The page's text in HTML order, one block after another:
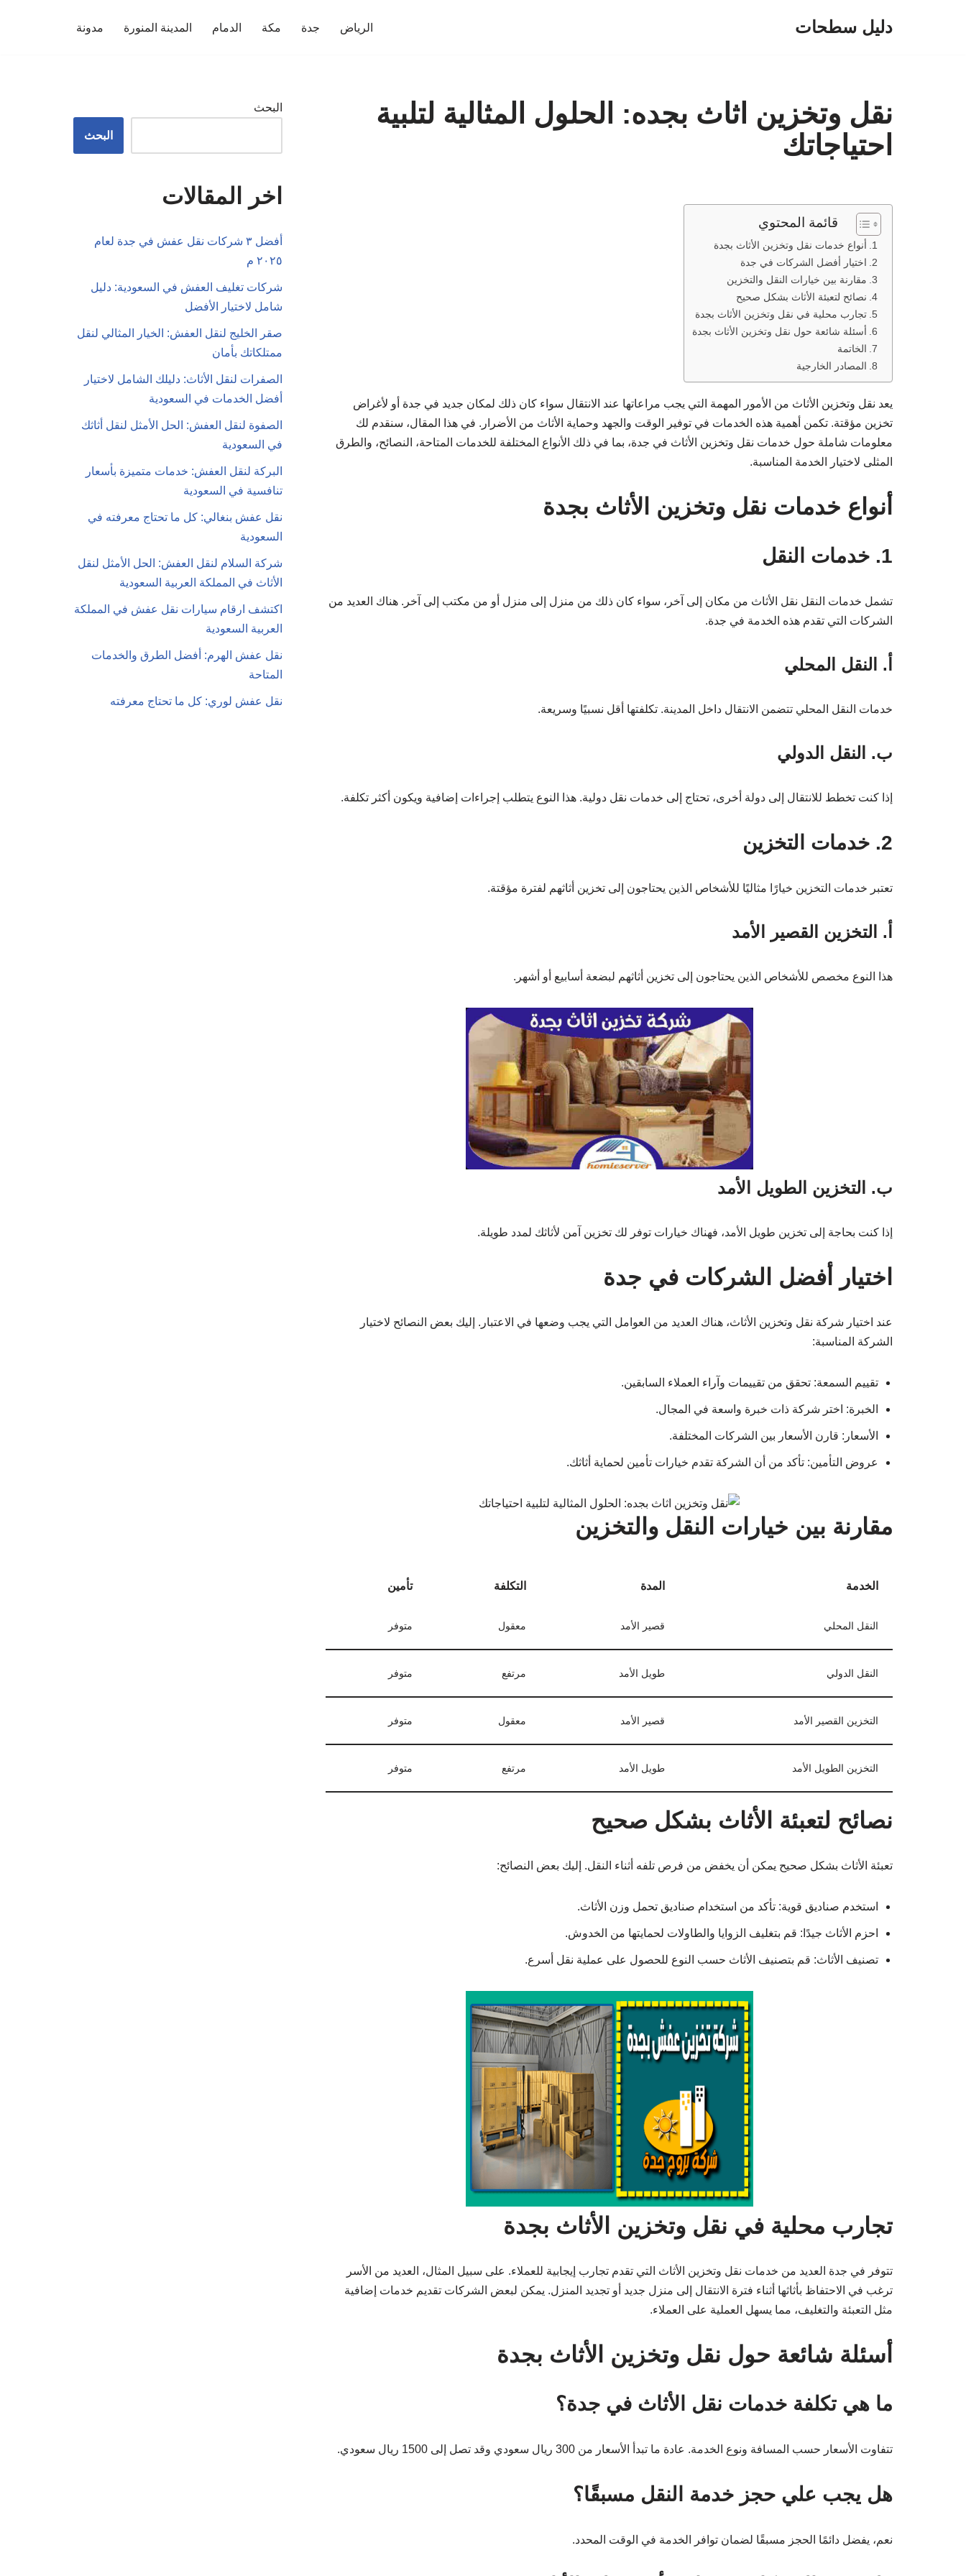
دليل سطحات الرياض جدة مكة الدمام المدينة المنورة مدونة
نقل وتخزين اثاث بجده: الحلول المثالية لتلبية
احتياجاتك
قائمة المحتوي
أنواع خدمات نقل وتخزين الأثاث بجدة
اختيار أفضل الشركات في جدة
مقارنة بين خيارات النقل والتخزين
نصائح لتعبئة الأثاث بشكل صحيح
تجارب محلية في نقل وتخزين الأثاث بجدة
أسئلة شائعة حول نقل وتخزين الأثاث بجدة
الخاتمة
المصادر الخارجية
يعد نقل وتخزين الأثاث من الأمور المهمة التي يجب مراعاتها عند الانتقال سواء كان ذلك لمكان جديد في جدة أو لأغراض
تخزين مؤقتة. تكمن أهمية هذه الخدمات في توفير الوقت والجهد وحماية الأثاث من الأضرار. في هذا المقال، سنقدم لك
معلومات شاملة حول خدمات نقل وتخزين الأثاث في جدة، بما في ذلك الأنواع المختلفة للخدمات المتاحة، النصائح، والطرق
المثلى لاختيار الخدمة المناسبة.
أنواع خدمات نقل وتخزين الأثاث بجدة
1. خدمات النقل
تشمل خدمات النقل نقل الأثاث من مكان إلى آخر، سواء كان ذلك من منزل إلى منزل أو من مكتب إلى آخر. هناك العديد من
الشركات التي تقدم هذه الخدمة في جدة.
أ. النقل المحلي
خدمات النقل المحلي تتضمن الانتقال داخل المدينة. تكلفتها أقل نسبيًا وسريعة.
ب. النقل الدولي
إذا كنت تخطط للانتقال إلى دولة أخرى، تحتاج إلى خدمات نقل دولية. هذا النوع يتطلب إجراءات إضافية ويكون أكثر تكلفة.
2. خدمات التخزين
تعتبر خدمات التخزين خيارًا مثاليًا للأشخاص الذين يحتاجون إلى تخزين أثاثهم لفترة مؤقتة.
أ. التخزين القصير الأمد
هذا النوع مخصص للأشخاص الذين يحتاجون إلى تخزين أثاثهم لبضعة أسابيع أو أشهر.
ب. التخزين الطويل الأمد
إذا كنت بحاجة إلى تخزين طويل الأمد، فهناك خيارات توفر لك تخزين آمن لأثاثك لمدد طويلة.
اختيار أفضل الشركات في جدة
عند اختيار شركة نقل وتخزين الأثاث، هناك العديد من العوامل التي يجب وضعها في الاعتبار. إليك بعض النصائح لاختيار
الشركة المناسبة:
تقييم السمعة: تحقق من تقييمات وآراء العملاء السابقين.
الخبرة: اختر شركة ذات خبرة واسعة في المجال.
الأسعار: قارن الأسعار بين الشركات المختلفة.
عروض التأمين: تأكد من أن الشركة تقدم خيارات تأمين لحماية أثاثك.
مقارنة بين خيارات النقل والتخزين
الخدمة المدة التكلفة تأمين
النقل المحلي قصير الأمد معقول متوفر
النقل الدولي طويل الأمد مرتفع متوفر
التخزين القصير الأمد قصير الأمد معقول متوفر
التخزين الطويل الأمد طويل الأمد مرتفع متوفر
نصائح لتعبئة الأثاث بشكل صحيح
تعبئة الأثاث بشكل صحيح يمكن أن يخفض من فرص تلفه أثناء النقل. إليك بعض النصائح:
استخدم صناديق قوية: تأكد من استخدام صناديق تحمل وزن الأثاث.
احزم الأثاث جيدًا: قم بتغليف الزوايا والطاولات لحمايتها من الخدوش.
تصنيف الأثاث: قم بتصنيف الأثاث حسب النوع للحصول على عملية نقل أسرع.
تجارب محلية في نقل وتخزين الأثاث بجدة
تتوفر في جدة العديد من خدمات نقل وتخزين الأثاث التي تقدم تجارب إيجابية للعملاء. على سبيل المثال، العديد من الأسر
ترغب في الاحتفاظ بأثاثها أثناء فترة الانتقال إلى منزل جديد أو تجديد المنزل. يمكن لبعض الشركات تقديم خدمات إضافية
مثل التعبئة والتغليف، مما يسهل العملية على العملاء.
أسئلة شائعة حول نقل وتخزين الأثاث بجدة
ما هي تكلفة خدمات نقل الأثاث في جدة؟
تتفاوت الأسعار حسب المسافة ونوع الخدمة. عادة ما تبدأ الأسعار من 300 ريال سعودي وقد تصل إلى 1500 ريال سعودي.
هل يجب علي حجز خدمة النقل مسبقًا؟
نعم، يفضل دائمًا الحجز مسبقًا لضمان توافر الخدمة في الوقت المحدد.
البحث
البحث
اخر المقالات
أفضل ٣ شركات نقل عفش في جدة لعام
٢٠٢٥ م
شركات تغليف العفش في السعودية: دليل
شامل لاختيار الأفضل
صقر الخليج لنقل العفش: الخيار المثالي لنقل
ممتلكاتك بأمان
الصفرات لنقل الأثاث: دليلك الشامل لاختيار
أفضل الخدمات في السعودية
الصفوة لنقل العفش: الحل الأمثل لنقل أثاثك
في السعودية
البركة لنقل العفش: خدمات متميزة بأسعار
تنافسية في السعودية
نقل عفش بنغالي: كل ما تحتاج معرفته في
السعودية
شركة السلام لنقل العفش: الحل الأمثل لنقل
الأثاث في المملكة العربية السعودية
اكتشف ارقام سيارات نقل عفش في المملكة
العربية السعودية
نقل عفش الهرم: أفضل الطرق والخدمات
المتاحة
نقل عفش لوري: كل ما تحتاج معرفته